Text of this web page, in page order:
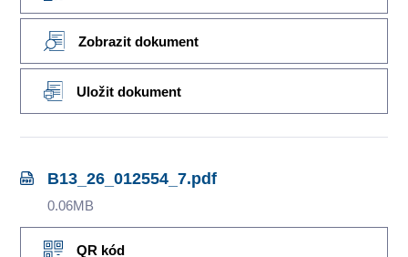
Zobrazit dokument
Uložit dokument
B13_26_012554_7.pdf
0.06MB
QR kód